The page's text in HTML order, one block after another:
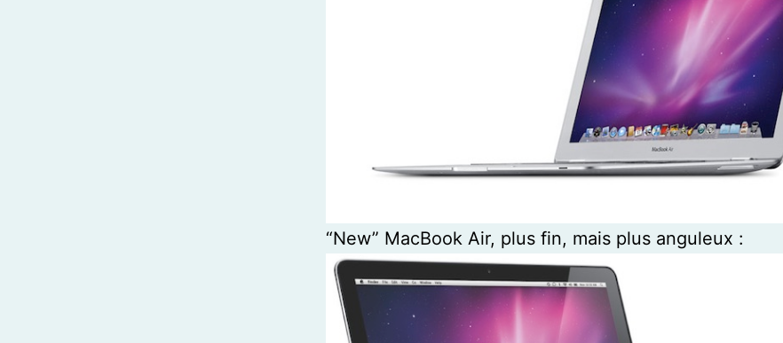
“New” MacBook Air, plus fin, mais plus anguleux :